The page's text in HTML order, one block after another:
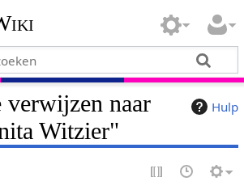
Hulp
verwijzen naar
Witzier"